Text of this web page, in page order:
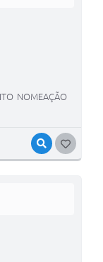
VISUALIZAR
NOMEAÇÃO